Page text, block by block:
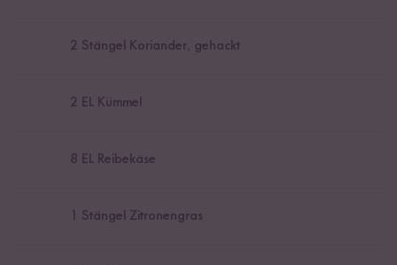
2 Stängel Koriander, gehackt
2 EL Kümmel
8 EL Reibekäse
1 Stängel Zitronengras